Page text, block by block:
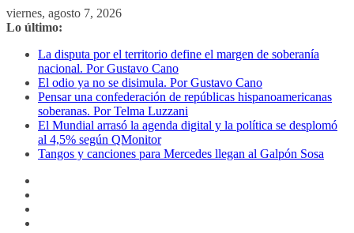
Saltar
al
viernes, agosto 7, 2026
Lo último:
La disputa por el territorio define el margen de soberanía
nacional. Por Gustavo Cano
El odio ya no se disimula. Por Gustavo Cano
Pensar una confederación de repúblicas hispanoamericanas
soberanas. Por Telma Luzzani
El Mundial arrasó la agenda digital y la política se desplomó
al 4,5% según QMonitor
Tangos y canciones para Mercedes llegan al Galpón Sosa